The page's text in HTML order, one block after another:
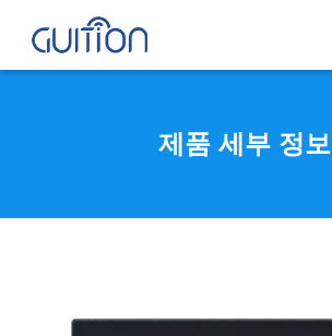
제품 세부 정보